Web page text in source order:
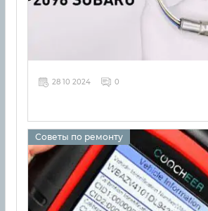
28 10 2024 0
Советы по ремонту